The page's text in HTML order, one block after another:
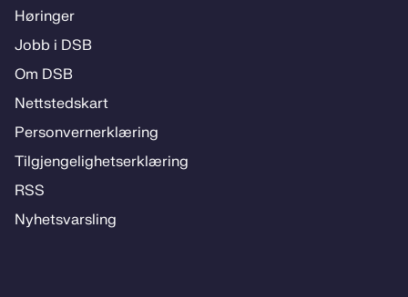
Hø­rin­­ger
Jobb i DSB
Om DSB
Nett­steds­­kart
Per­­son­ver­n­er­klæ­­ring
Til­­­gjen­­ge­­lig­hets­­er­klæ­­ring
RSS
Ny­hets­­vars­­ling